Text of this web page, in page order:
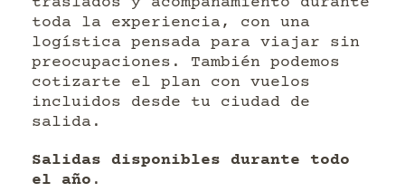
toda la experiencia, con una
logística pensada para viajar sin
preocupaciones. También podemos
cotizarte el plan con vuelos
incluidos desde tu ciudad de
salida.
Salidas disponibles durante todo
el año .